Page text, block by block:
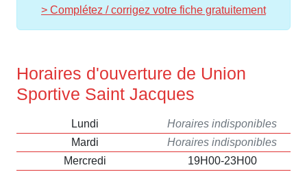
> Complétez / corrigez votre fiche gratuitement
Horaires d'ouverture de Union
Sportive Saint Jacques
Lundi
Horaires indisponibles
Mardi
Horaires indisponibles
Mercredi
19H00-23H00